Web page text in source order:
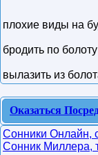
плохие виды на
бродить по
вылазить из
Оказаться
Сонники Онлайн,
Сонник Миллера,